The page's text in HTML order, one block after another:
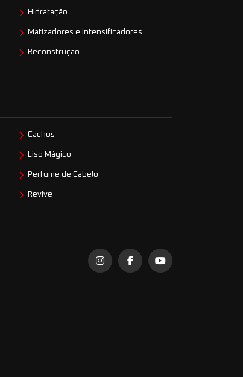
Hidratação
Matizadores e Intensificadores
Reconstrução
Cachos
Liso Mágico
Perfume de Cabelo
Revive